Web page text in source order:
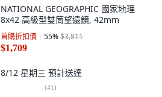
NATIONAL GEOGRAPHIC 國家地理
8x42 高級型雙筒望遠鏡, 42mm
首購折扣價 55%$3,811
$1,709
8/12 星期三 預計送達
(41)